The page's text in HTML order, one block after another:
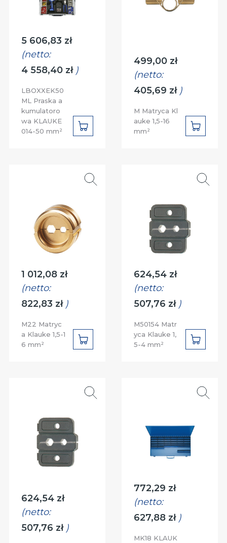
Cena:
5 606,83 zł
(netto:
4 558,40 zł)
LBOXXEK50
ML Praska a
kumulatoro
wa KLAUKE
014-50 mm²
DO
Cena:
499,00 zł
(netto:
405,69 zł)
M Matryca Kl
auke 1,5-16
mm²
DO
Cena:
1 012,08 zł
(netto:
822,83 zł)
M22 Matryc
a Klauke 1,5-1
6 mm²
DO
Cena:
624,54 zł
(netto:
507,76 zł)
M50154 Matr
yca Klauke 1,
5-4 mm²
DO
Cena:
624,54 zł
(netto:
507,76 zł)
Cena:
772,29 zł
(netto:
627,88 zł)
MK18 KLAUK